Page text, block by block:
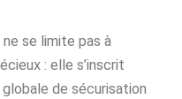
se limite pas à
: elle s’inscrit
de sécurisation